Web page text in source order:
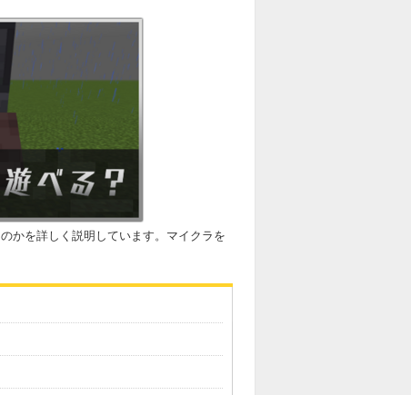
かを詳しく説明しています。マイクラを